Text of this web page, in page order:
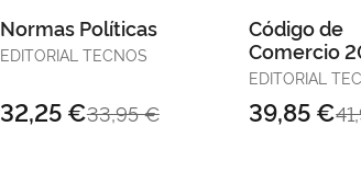
Normas Políticas
EDITORIAL TECNOS
33,95 €
32,25 €
Código de
Comercio
EDITORIAL
39,85 €